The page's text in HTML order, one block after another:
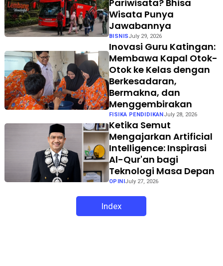
Pariwisata? Bhisa
Wisata Punya
Jawabannya
BISNISJuly 29, 2026
Inovasi Guru Katingan:
Membawa Kapal Otok-
Otok ke Kelas dengan
Berkesadaran,
Bermakna, dan
Menggembirakan
FISIKA PENDIDIKAN July 28, 2026
Ketika Semut
Mengajarkan Artificial
Intelligence: Inspirasi
Al-Qur'an bagi
Teknologi Masa Depan
OPINI July 27, 2026
Index